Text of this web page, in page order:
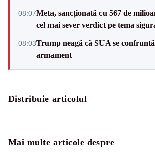
08:07Meta, sancționată cu 567 de
cel mai sever verdict pe tema
08:03Trump neagă că SUA se
armament
Distribuie articolul
Mai multe articole despre